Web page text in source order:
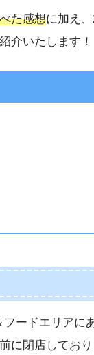
た感想に加え
介いたします！
ードエリアに
に閉店してお